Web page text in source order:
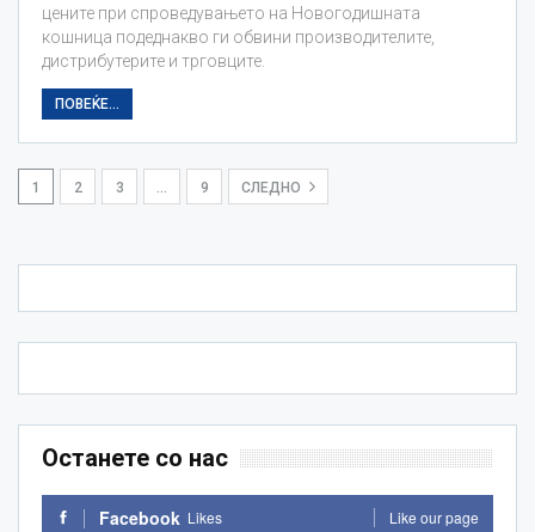
цените при спроведувањето на Новогодишната
кошница подеднакво ги обвини производителите,
дистрибутерите и трговците.
ПОВЕЌЕ...
1 2 3 9 СЛЕДНО
Останете со нас
Facebook Likes Like our page